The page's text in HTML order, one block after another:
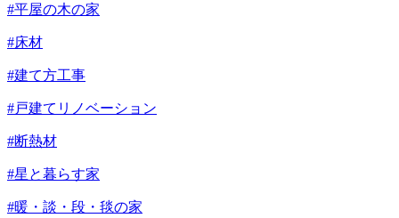
#平屋の木の家
#床材
#建て方工事
#戸建てリノベーション
#断熱材
#星と暮らす家
#暖・談・段・毯の家